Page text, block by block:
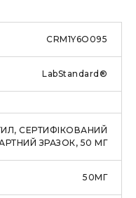
CRM1Y6O095
LabStandard®
СЕРТИФІКОВАНИЙ
ЗРАЗОК, 50 МГ
50МГ